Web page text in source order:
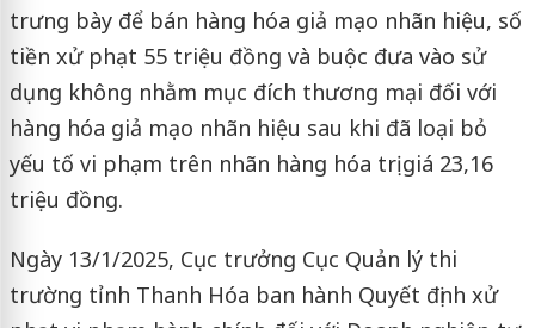
trưng bày để bán hàng hóa giả mạo nhãn hiệu, số
tiền xử phạt 55 triệu đồng và buộc đưa vào sử
dụng không nhằm mục đích thương mại đối với
hàng hóa giả mạo nhãn hiệu sau khi đã loại bỏ
yếu tố vi phạm trên nhãn hàng hóa trị giá 23,16
triệu đồng.
Ngày 13/1/2025, Cục trưởng Cục Quản lý thi
trường tỉnh Thanh Hóa ban hành Quyết định xử